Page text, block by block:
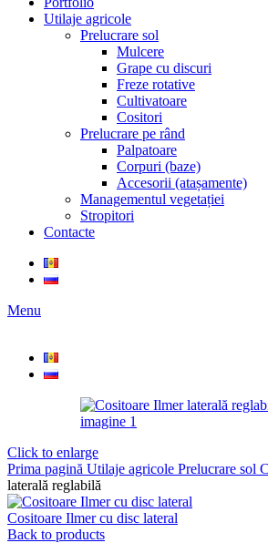
Utilaje agricole
Prelucrare sol
Mulcere
Grape cu discuri
Freze rotative
Cultivatoare
Cositori
Prelucrare pe rând
Palpatoare
Corpuri (baze)
Accesorii (atașamente)
Managementul vegetației
Stropitori
Contacte
Menu
Click to enlarge
Prima pagină Utilaje agricole Prelucrare sol
laterală reglabilă
Cositoare Ilmer cu disc lateral
Back to products